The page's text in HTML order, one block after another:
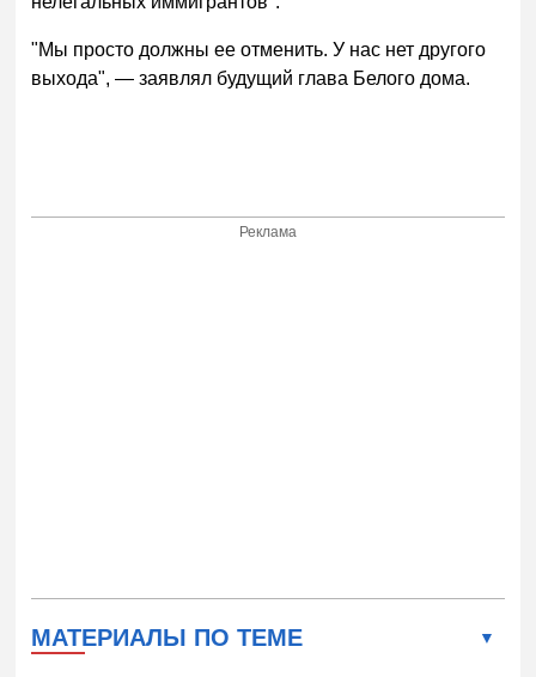
"Мы просто должны ее отменить. У нас нет другого
выхода", — заявлял будущий глава Белого дома.
Реклама
МАТЕРИАЛЫ ПО ТЕМЕ